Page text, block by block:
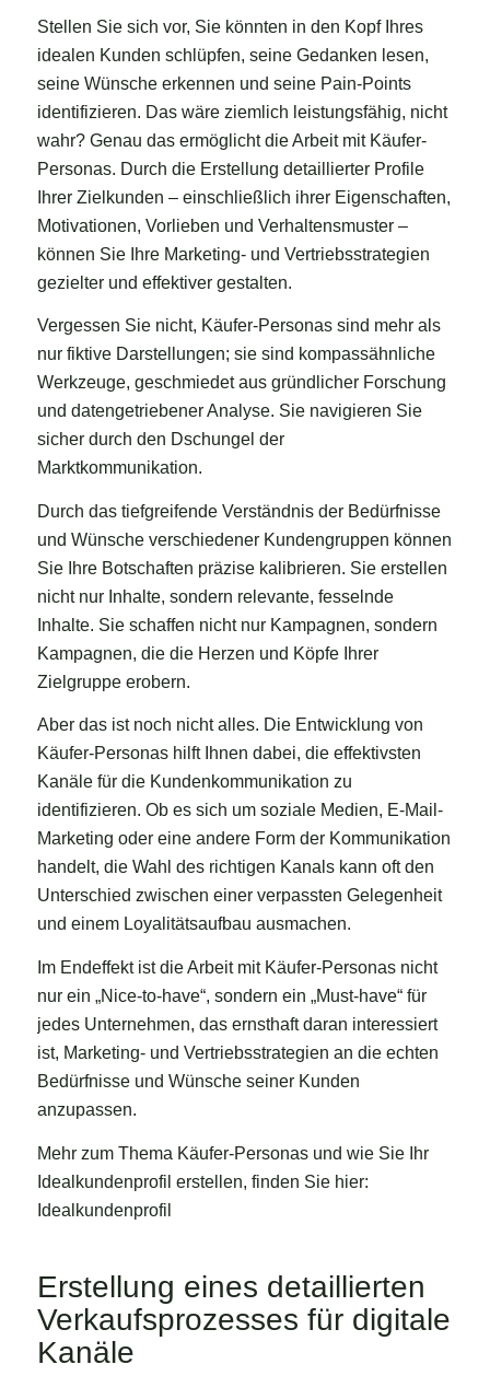
Stellen Sie sich vor, Sie könnten in den Kopf Ihres
idealen Kunden schlüpfen, seine Gedanken lesen,
seine Wünsche erkennen und seine Pain-Points
identifizieren. Das wäre ziemlich leistungsfähig, nicht
wahr? Genau das ermöglicht die Arbeit mit Käufer-
Personas. Durch die Erstellung detaillierter Profile
Ihrer Zielkunden – einschließlich ihrer Eigenschaften,
Motivationen, Vorlieben und Verhaltensmuster –
können Sie Ihre Marketing- und Vertriebsstrategien
gezielter und effektiver gestalten.
Vergessen Sie nicht, Käufer-Personas sind mehr als
nur fiktive Darstellungen; sie sind kompassähnliche
Werkzeuge, geschmiedet aus gründlicher Forschung
und datengetriebener Analyse. Sie navigieren Sie
sicher durch den Dschungel der
Marktkommunikation.
Durch das tiefgreifende Verständnis der Bedürfnisse
und Wünsche verschiedener Kundengruppen können
Sie Ihre Botschaften präzise kalibrieren. Sie erstellen
nicht nur Inhalte, sondern relevante, fesselnde
Inhalte. Sie schaffen nicht nur Kampagnen, sondern
Kampagnen, die die Herzen und Köpfe Ihrer
Zielgruppe erobern.
Aber das ist noch nicht alles. Die Entwicklung von
Käufer-Personas hilft Ihnen dabei, die effektivsten
Kanäle für die Kundenkommunikation zu
identifizieren. Ob es sich um soziale Medien, E-Mail-
Marketing oder eine andere Form der Kommunikation
handelt, die Wahl des richtigen Kanals kann oft den
Unterschied zwischen einer verpassten Gelegenheit
und einem Loyalitätsaufbau ausmachen.
Im Endeffekt ist die Arbeit mit Käufer-Personas nicht
nur ein „Nice-to-have“, sondern ein „Must-have“ für
jedes Unternehmen, das ernsthaft daran interessiert
ist, Marketing- und Vertriebsstrategien an die echten
Bedürfnisse und Wünsche seiner Kunden
anzupassen.
Mehr zum Thema Käufer-Personas und wie Sie Ihr
Idealkundenprofil erstellen, finden Sie hier:
Idealkundenprofil
Erstellung eines detaillierten
Verkaufsprozesses für digitale
Kanäle